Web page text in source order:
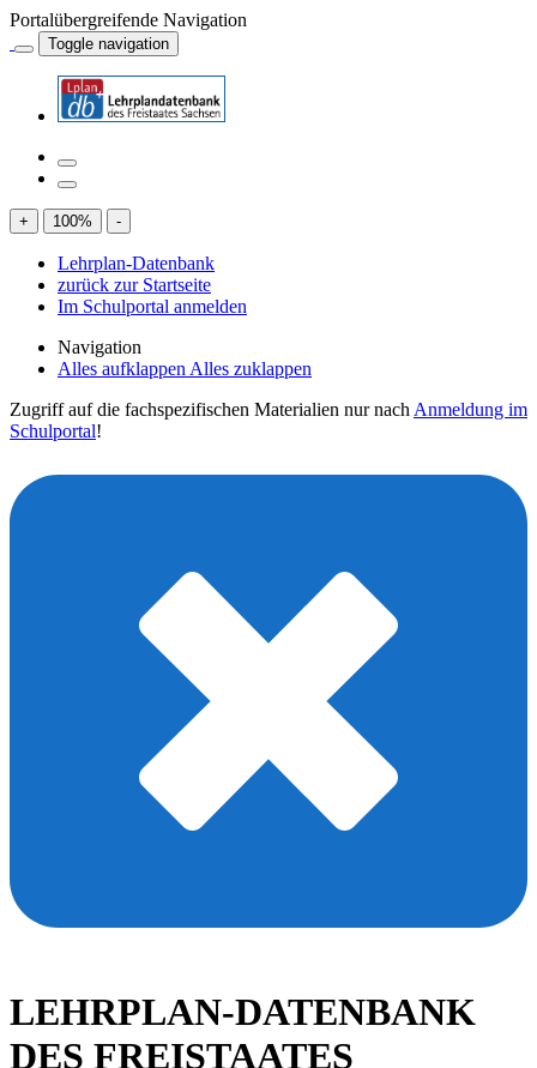
Portalübergreifende Navigation
Toggle navigation
+ 100% -
Lehrplan-Datenbank
zurück zur Startseite
Im Schulportal anmelden
Navigation
Alles aufklappen Alles zuklappen
Zugriff auf die fachspezifischen Materialien nur nach Anmeldung im
Schulportal!
LEHRPLAN-DATENBANK
DES FREISTAATES